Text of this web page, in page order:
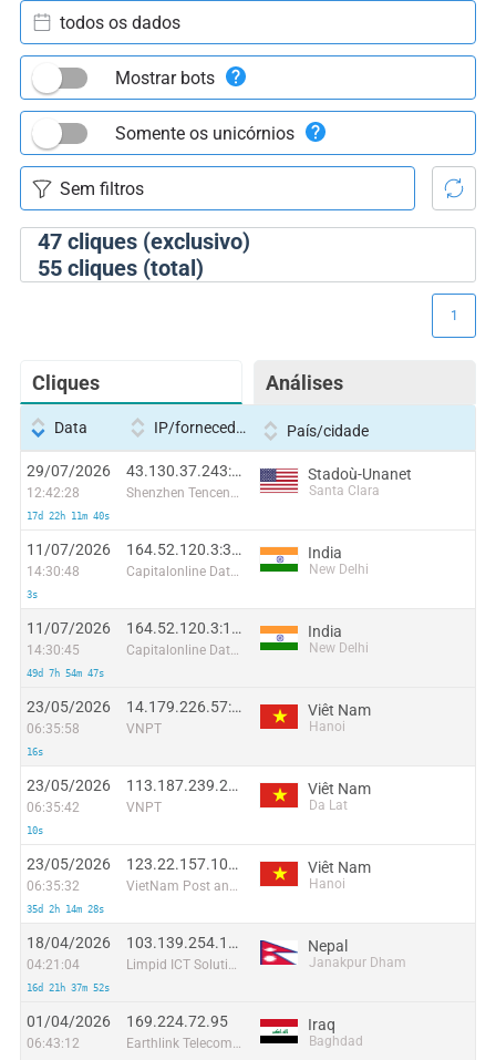
47cliques (exclusivo)
55cliques (total)
todos os dados
Mostrar bots
Somente os unicórnios
Cliques Análises
1
Data IP/fornecedor País/cidade
29/07/2026
12:42:28
17d 22h 11m 40s
43.130.37.243:39502
Shenzhen Tencent Computer Systems Company Limited
Stadoù-Unanet
Santa Clara
11/07/2026
14:30:48
3s
164.52.120.3:31565
Capitalonline Data Service (HK) Co
India
New Delhi
11/07/2026
14:30:45
49d 7h 54m 47s
164.52.120.3:13647
Capitalonline Data Service (HK) Co
India
New Delhi
23/05/2026
06:35:58
16s
14.179.226.57:51747
VNPT
Viêt Nam
Hanoi
23/05/2026
06:35:42
10s
113.187.239.232:50297
VNPT
Viêt Nam
Da Lat
23/05/2026
06:35:32
35d 2h 14m 28s
123.22.157.101:35219
VietNam Post and Telecom Corporation
Viêt Nam
Hanoi
18/04/2026
04:21:04
16d 21h 37m 52s
103.139.254.128
Limpid ICT Solution Pvt. Ltd
Nepal
Janakpur Dham
01/04/2026
06:43:12
169.224.72.95
Earthlink Telecommunications Equipment Trading & Services DMCC
Iraq
Baghdad